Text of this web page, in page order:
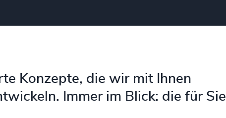
Konzepte, die wir mit Ihnen
Immer im Blick: die für Sie